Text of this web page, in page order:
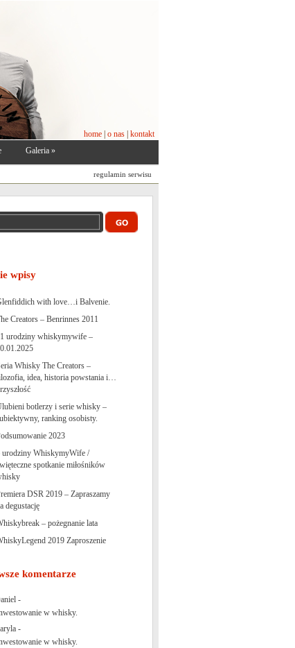
home o nas kontakt
regulamin serwisu
Galeria »
wpisy
with love…i Balvenie.
Creators – Benrinnes 2011
urodziny whiskymywife –
Whisky The Creators –
idea, historia powstania i…
botlerzy i serie whisky –
ranking osobisty.
2023
urodziny WhiskymyWife /
spotkanie miłośników
DSR 2019 – Zapraszamy
degustację
– pożegnanie lata
2019 Zaproszenie
komentarze
-
w whisky.
-
w whisky.